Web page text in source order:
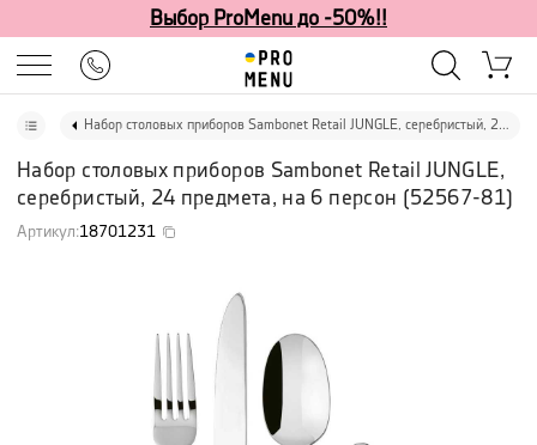
Выбор ProMenu до -50%!!
Набор столовых приборов Sambonet Retail JUNGLE, серебристый, 24 предмета, на 6 персон
Набор столовых приборов Sambonet Retail JUNGLE,
серебристый, 24 предмета, на 6 персон (52567-81)
Артикул:18701231